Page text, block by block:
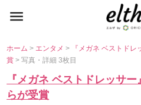
ホーム> エンタメ>
『メガネ ベストド
賞> 写真・詳細 3枚目
『メガネ ベストドレッサ
らが受賞